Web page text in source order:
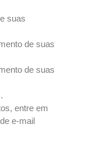
suas
de suas
de suas
entre em
e-mail